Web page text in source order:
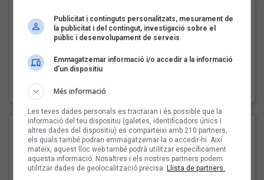
Pep Álvarez amb Joan Muntaner (Xanguito)
Publicitat i continguts personalitzats, mesurament de
la publicitat i del contingut, investigació sobre el
públic i desenvolupament de serveis
Emmagatzemar informació i/o accedir a la informació
d’un dispositiu
Més informació
Les teves dades personals es tractaran i és possible que la
informació del teu dispositiu (galetes, identificadors únics i
altres dades del dispositiu) es comparteixi amb 210 partners,
els quals també podran emmagatzemar-la o accedir-hi. Així
mateix, aquest lloc web també podrà utilitzar específicament
aquesta informació. Nosaltres i els nostres partners podem
utilitzar dades de geolocalització precisa.Llista de partners.